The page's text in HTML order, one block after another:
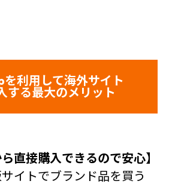
を利用して海外サイト
する最大のメリット
直接購入できるので安心】
イトでブランド品を買う